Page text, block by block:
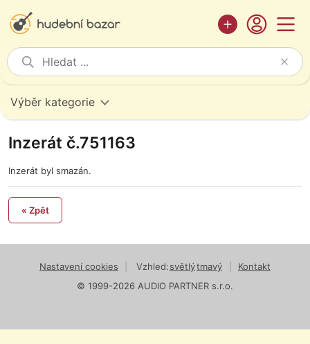
Výběr kategorie
Inzerát č.751163
Inzerát byl smazán.
« Zpět
Nastavení cookies Vzhled:světlýtmavý
Kontakt
© 1999-2026 AUDIO PARTNER s.r.o.